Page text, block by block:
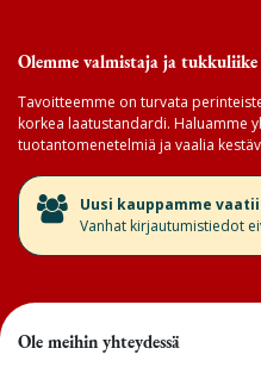
Olemme valmistaja ja tukkuliike
Tavoitteemme on turvata
korkea laatustandardi. Haluamme
tuotantomenetelmiä ja vaalia
​Uusi kauppamme
Vanhat kirjautumistiedot
Ole meihin yhteydessä